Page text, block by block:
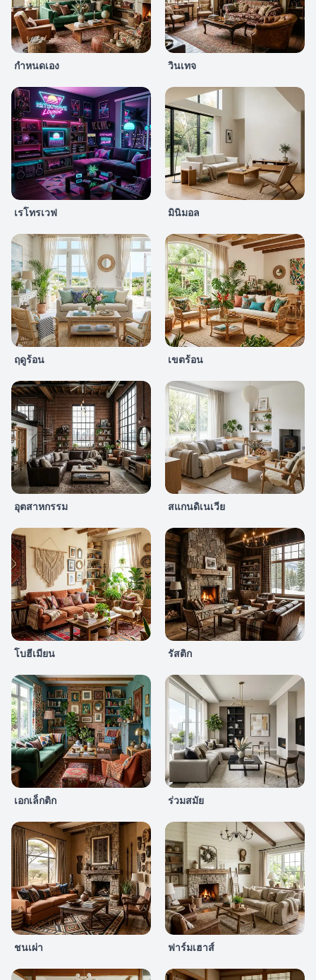
กำหนดเอง วินเทจ
เรโทรเวฟ มินิมอล
ฤดูร้อน เขตร้อน
อุตสาหกรรม สแกนดิเนเวีย
โบฮีเมียน รัสติก
เอกเล็กติก ร่วมสมัย
ชนเผ่า ฟาร์มเฮาส์